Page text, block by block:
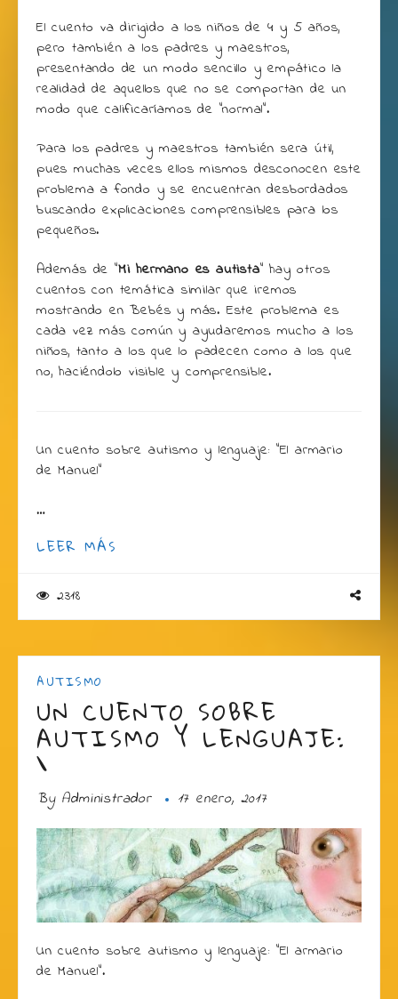
El cuento va dirigido a los niños de 4 y 5 años,
pero también a los padres y maestros,
presentando de un modo sencillo y empático la
realidad de aquellos que no se comportan de un
modo que calificaríamos de “normal”.
Para los padres y maestros también sera útil,
pues muchas veces ellos mismos desconocen este
problema a fondo y se encuentran desbordados
buscando explicaciones comprensibles para los
pequeños.
Además de “Mi hermano es autista“ hay otros
cuentos con temática similar que iremos
mostrando en Bebés y más. Este problema es
cada vez más común y ayudaremos mucho a los
niños, tanto a los que lo padecen como a los que
no, haciéndolo visible y comprensible.
Un cuento sobre autismo y lenguaje: “El armario
de Manuel”
…
LEER MÁS
2318
AUTISMO
UN CUENTO SOBRE
AUTISMO Y LENGUAJE:
\
By Administrador 17 enero, 2017
Un cuento sobre autismo y lenguaje: “El armario
de Manuel”.